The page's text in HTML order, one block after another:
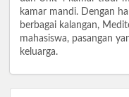
kamar mandi. Dengan
berbagai kalangan,
mahasiswa, pasangan
keluarga.